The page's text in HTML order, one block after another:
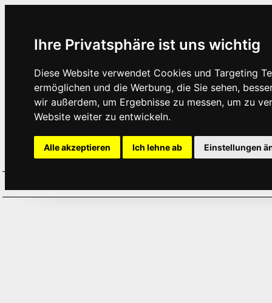
Ihre Privatsphäre ist uns wichtig
Diese Website verwendet Cookies und Targeting
ermöglichen und die Werbung, die Sie sehen,
wir außerdem, um Ergebnisse zu messen, um zu
Website weiter zu entwickeln.
Alle akzeptieren Ich lehne ab Einstellungen